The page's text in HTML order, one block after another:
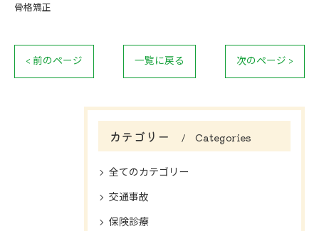
骨格矯正
< 前のページ 一覧に戻る 次のページ >
カテゴリー Categories
全てのカテゴリー
交通事故
保険診療